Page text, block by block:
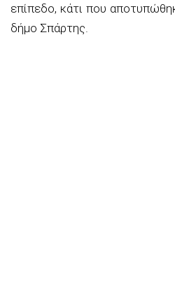
επίπεδο, κάτι που
δήμο Σπάρτης.